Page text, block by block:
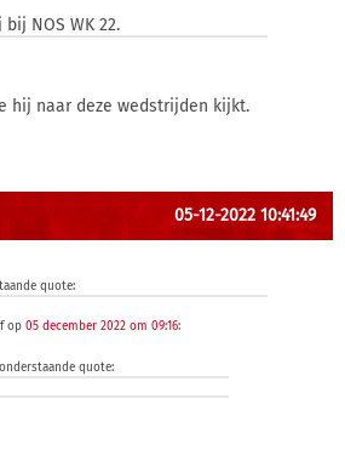
NOS WK 22.
hij naar deze wedstrijden kijkt.
05-12-2022 10:41:49
quote:
op 05 december 2022 om 09:16:
quote: